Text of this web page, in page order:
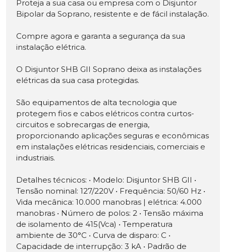
Proteja a sua casa ou empresa com o Disjuntor
Bipolar da Soprano, resistente e de fácil instalação.
Compre agora e garanta a segurança da sua
instalação elétrica.
O Disjuntor SHB GII Soprano deixa as instalações
elétricas da sua casa protegidas.
São equipamentos de alta tecnologia que
protegem fios e cabos elétricos contra curtos-
circuitos e sobrecargas de energia,
proporcionando aplicações seguras e econômicas
em instalações elétricas residenciais, comerciais e
industriais.
Detalhes técnicos: • Modelo: Disjuntor SHB GII •
Tensão nominal: 127/220V • Frequência: 50/60 Hz •
Vida mecânica: 10.000 manobras | elétrica: 4.000
manobras • Número de polos: 2 • Tensão máxima
de isolamento de 415(Vca) • Temperatura
ambiente de 30°C • Curva de disparo: C •
Capacidade de interrupção: 3 kA • Padrão de